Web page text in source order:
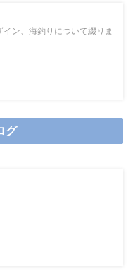
ン、海釣りについて綴りま
グ